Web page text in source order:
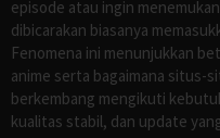
episode atau ingin
dibicarakan biasanya
Fenomena ini menunjukkan
anime serta bagaimana situs-
berkembang mengikuti
kualitas stabil, dan update